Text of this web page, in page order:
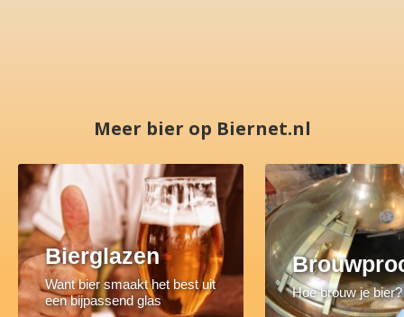
Meer bier op Biernet.nl
Bierglazen
Want bier smaakt het best uit
een bijpassend glas
Hoe brouw je bier?